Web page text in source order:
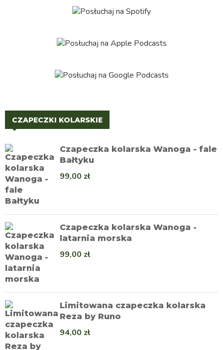
CZAPECZKI KOLARSKIE
Czapeczka kolarska Wanoga - fale
Bałtyku
99,00 zł
Czapeczka kolarska Wanoga -
latarnia morska
99,00 zł
Limitowana czapeczka kolarska
Reza by Runo
94,00 zł